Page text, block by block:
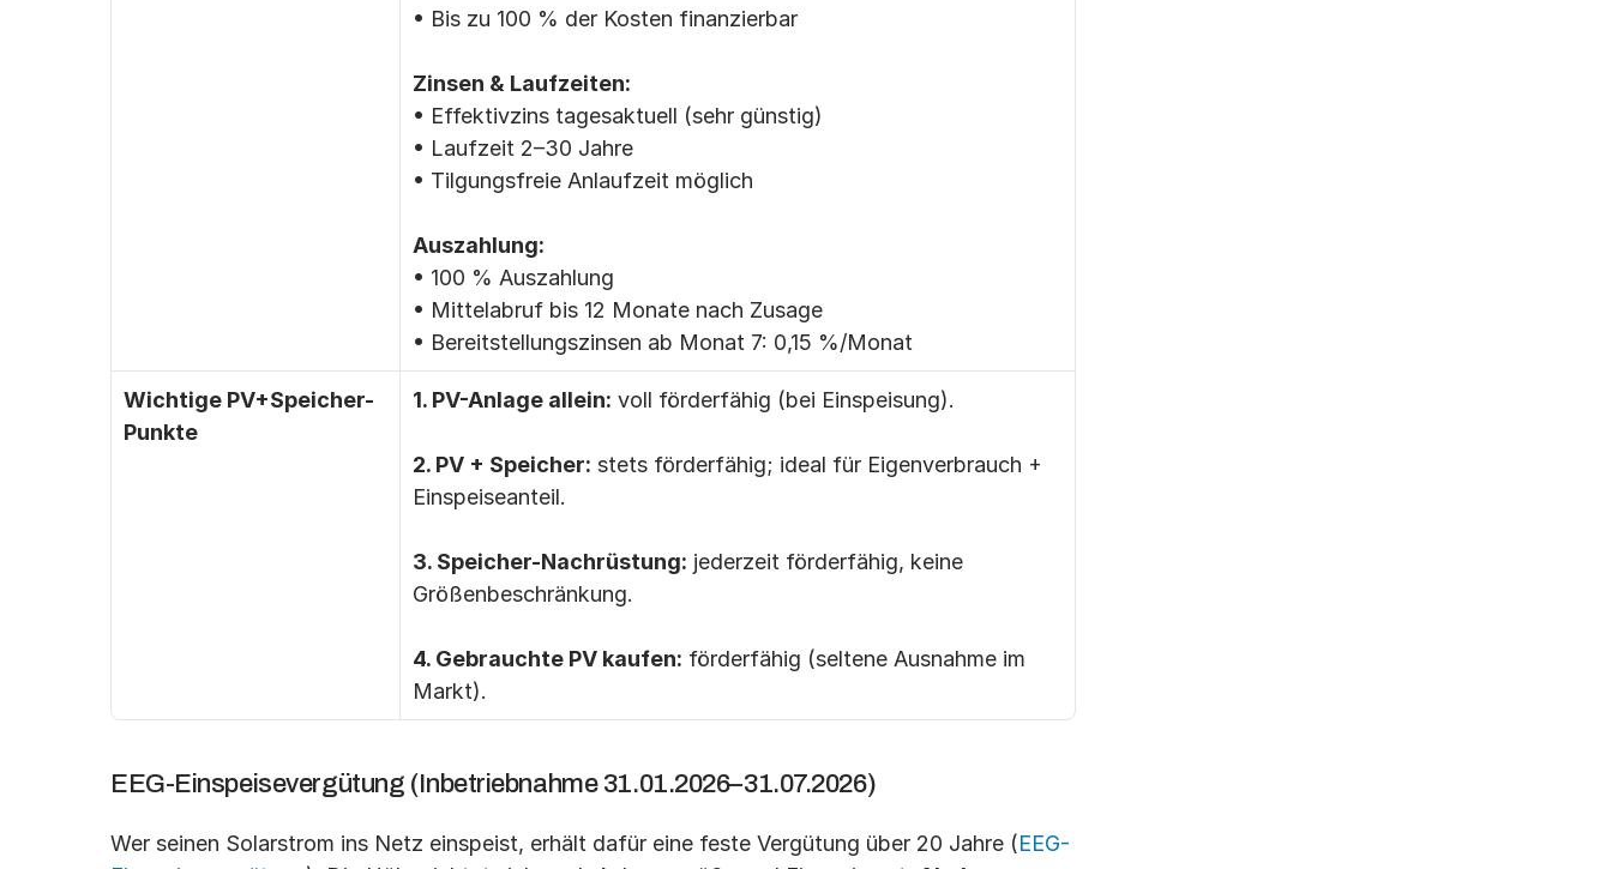
• Bis zu 100 % der Kosten finanzierbar
Zinsen & Laufzeiten:
• Effektivzins tagesaktuell (sehr günstig)
• Laufzeit 2–30 Jahre
• Tilgungsfreie Anlaufzeit möglich
Auszahlung:
• 100 % Auszahlung
• Mittelabruf bis 12 Monate nach Zusage
• Bereitstellungszinsen ab Monat 7: 0,15 %/Monat
Wichtige PV+Speicher-
Punkte
1. PV-Anlage allein: voll förderfähig (bei Einspeisung).
2. PV + Speicher: stets förderfähig; ideal für Eigenverbrauch +
Einspeiseanteil.
3. Speicher-Nachrüstung: jederzeit förderfähig, keine
Größenbeschränkung.
4. Gebrauchte PV kaufen: förderfähig (seltene Ausnahme im
Markt).
EEG-Einspeisevergütung (Inbetriebnahme 31.01.2026–31.07.2026)
Wer seinen Solarstrom ins Netz einspeist, erhält dafür eine feste Vergütung über 20 Jahre (EEG-